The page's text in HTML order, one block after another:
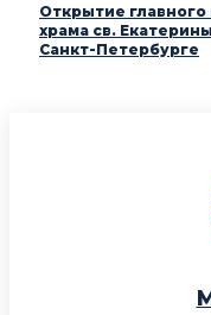
Открытие
храма св.
Санкт-Петербурге